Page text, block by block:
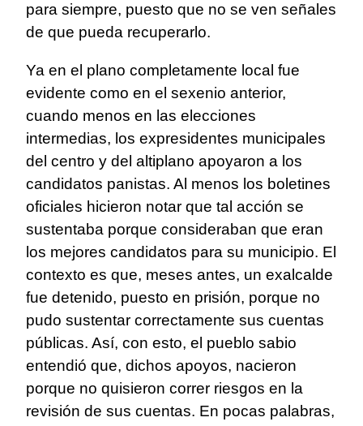
para siempre, puesto que no se ven señales
de que pueda recuperarlo.
Ya en el plano completamente local fue
evidente como en el sexenio anterior,
cuando menos en las elecciones
intermedias, los expresidentes municipales
del centro y del altiplano apoyaron a los
candidatos panistas. Al menos los boletines
oficiales hicieron notar que tal acción se
sustentaba porque consideraban que eran
los mejores candidatos para su municipio. El
contexto es que, meses antes, un exalcalde
fue detenido, puesto en prisión, porque no
pudo sustentar correctamente sus cuentas
públicas. Así, con esto, el pueblo sabio
entendió que, dichos apoyos, nacieron
porque no quisieron correr riesgos en la
revisión de sus cuentas. En pocas palabras,